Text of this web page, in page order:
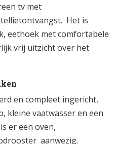
tv met
Het is
eethoek met comfortabele
vrij uitzicht over het
en compleet ingericht,
kleine vaatwasser en een
er een oven,
aanwezig.